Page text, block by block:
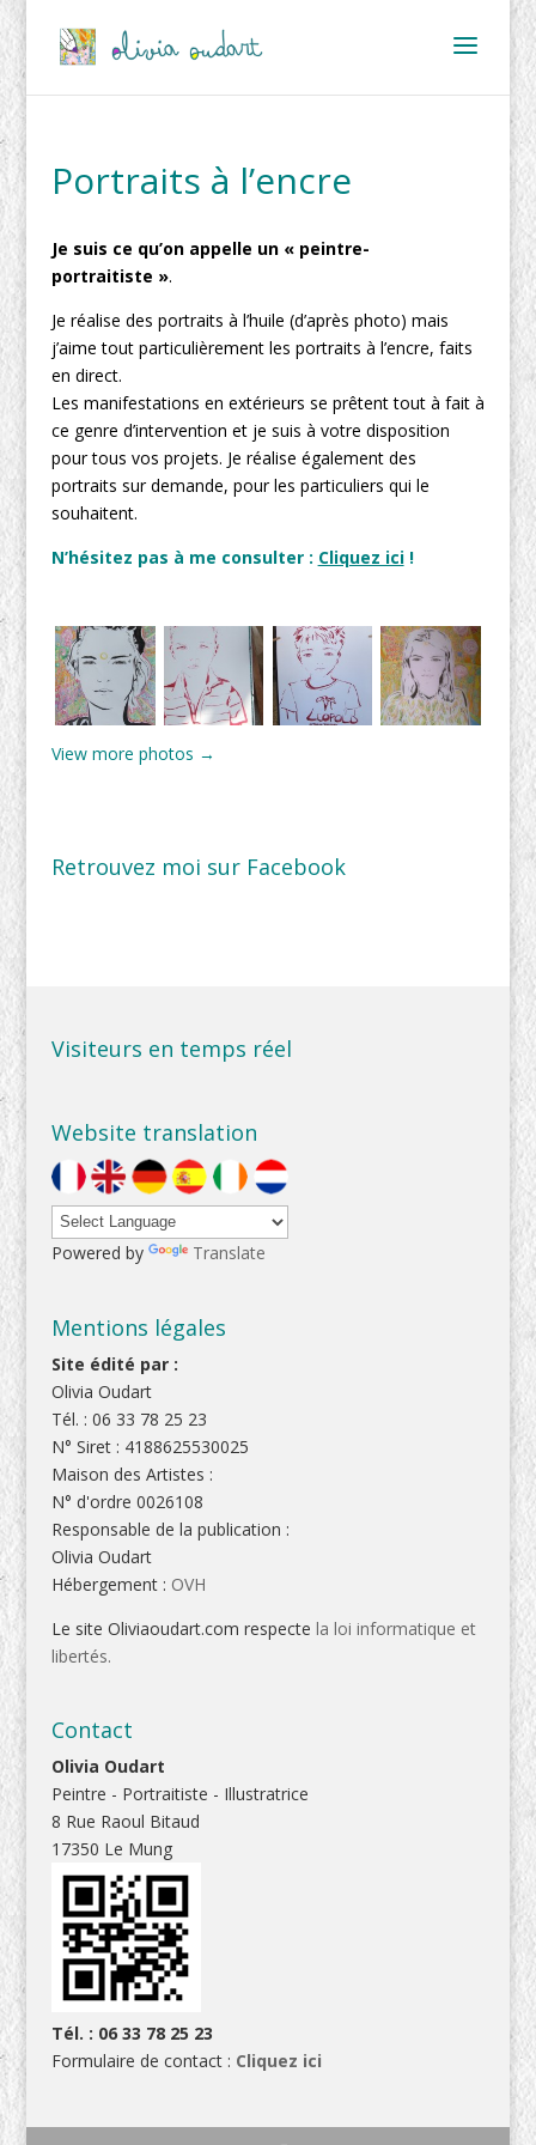
Portraits à l’encre
Je suis ce qu’on appelle un « peintre-
portraitiste ».
Je réalise des portraits à l’huile (d’après photo) mais
j’aime tout particulièrement les portraits à l’encre, faits
en direct.
Les manifestations en extérieurs se prêtent tout à fait à
ce genre d’intervention et je suis à votre disposition
pour tous vos projets. Je réalise également des
portraits sur demande, pour les particuliers qui le
souhaitent.
N’hésitez pas à me consulter : Cliquez ici!
View more photos →
Retrouvez moi sur Facebook
Visiteurs en temps réel
Website translation
Powered by Translate
Mentions légales
Site édité par :
Olivia Oudart
Tél. : 06 33 78 25 23
N° Siret : 4188625530025
Maison des Artistes :
N° d'ordre 0026108
Responsable de la publication :
Olivia Oudart
Hébergement : OVH
Le site Oliviaoudart.com respecte la loi informatique et
libertés.
Contact
Olivia Oudart
Peintre - Portraitiste - Illustratrice
8 Rue Raoul Bitaud
17350 Le Mung
Tél. : 06 33 78 25 23
Formulaire de contact : Cliquez ici